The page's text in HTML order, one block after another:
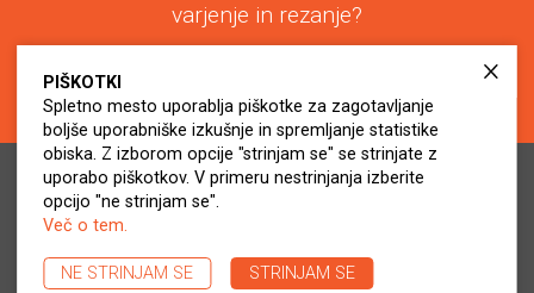
varjenje in rezanje?
info@virs.si
© 2017 - 2026 Virs d.o.o.. Vse pravice pridržane.
Politika piškotkov
PIŠKOTKI
Spletno mesto uporablja piškotke za zagotavljanje
boljše uporabniške izkušnje in spremljanje statistike
obiska. Z izborom opcije "strinjam se" se strinjate z
uporabo piškotkov. V primeru nestrinjanja izberite
opcijo "ne strinjam se".
Več o tem.
NE STRINJAM SE STRINJAM SE